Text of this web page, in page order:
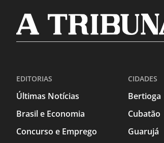
EDITORIAS
Últimas Notícias
Brasil e Economia
Concurso e Emprego
CIDADES
Bertioga
Cubatão
Guarujá